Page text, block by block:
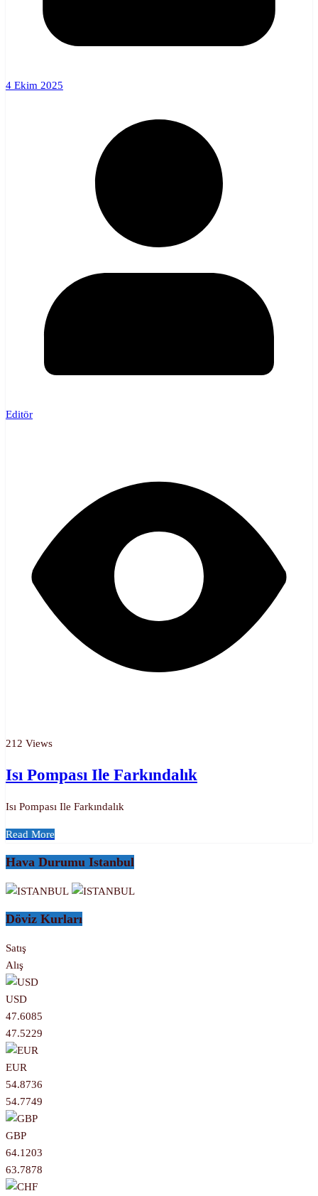
4 Ekim 2025
Editör
212 Views
Isı Pompası Ile Farkındalık
Isı Pompası Ile Farkındalık
Read More
Hava Durumu Istanbul
Döviz Kurları
Satış
Alış
USD
47.6085
47.5229
EUR
54.8736
54.7749
GBP
64.1203
63.7878